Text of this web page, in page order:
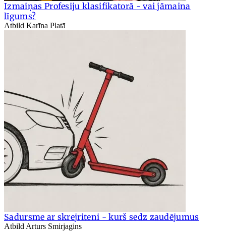
Izmaiņas Profesiju klasifikatorā - vai jāmaina
līgums?
Atbild Karīna Platā
Sadursme ar skrejriteni - kurš sedz zaudējumus
Atbild Arturs Smirjagins